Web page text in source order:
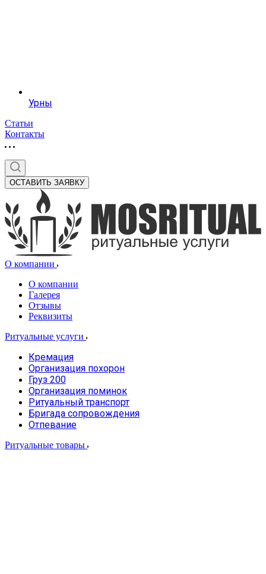
Урны
Статьи
Контакты
ОСТАВИТЬ ЗАЯВКУ
О компании
О компании
Галерея
Отзывы
Реквизиты
Ритуальные услуги
Кремация
Организация похорон
Груз 200
Организация поминок
Ритуальный транспорт
Бригада сопровождения
Отпевание
Ритуальные товары